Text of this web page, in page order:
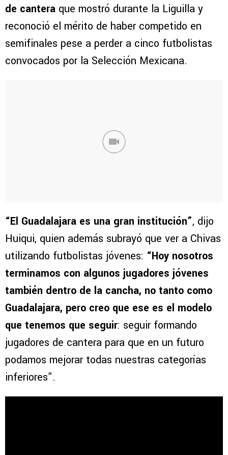
de cantera que mostró durante la Liguilla y
reconoció el mérito de haber competido en
semifinales pese a perder a cinco futbolistas
convocados por la Selección Mexicana.
“El Guadalajara es una gran institución”, dijo
Huiqui, quien además subrayó que ver a Chivas
utilizando futbolistas jóvenes: “Hoy nosotros
terminamos con algunos jugadores jóvenes
también dentro de la cancha, no tanto como
Guadalajara, pero creo que ese es el modelo
que tenemos que seguir: seguir formando
jugadores de cantera para que en un futuro
podamos mejorar todas nuestras categorías
inferiores”.